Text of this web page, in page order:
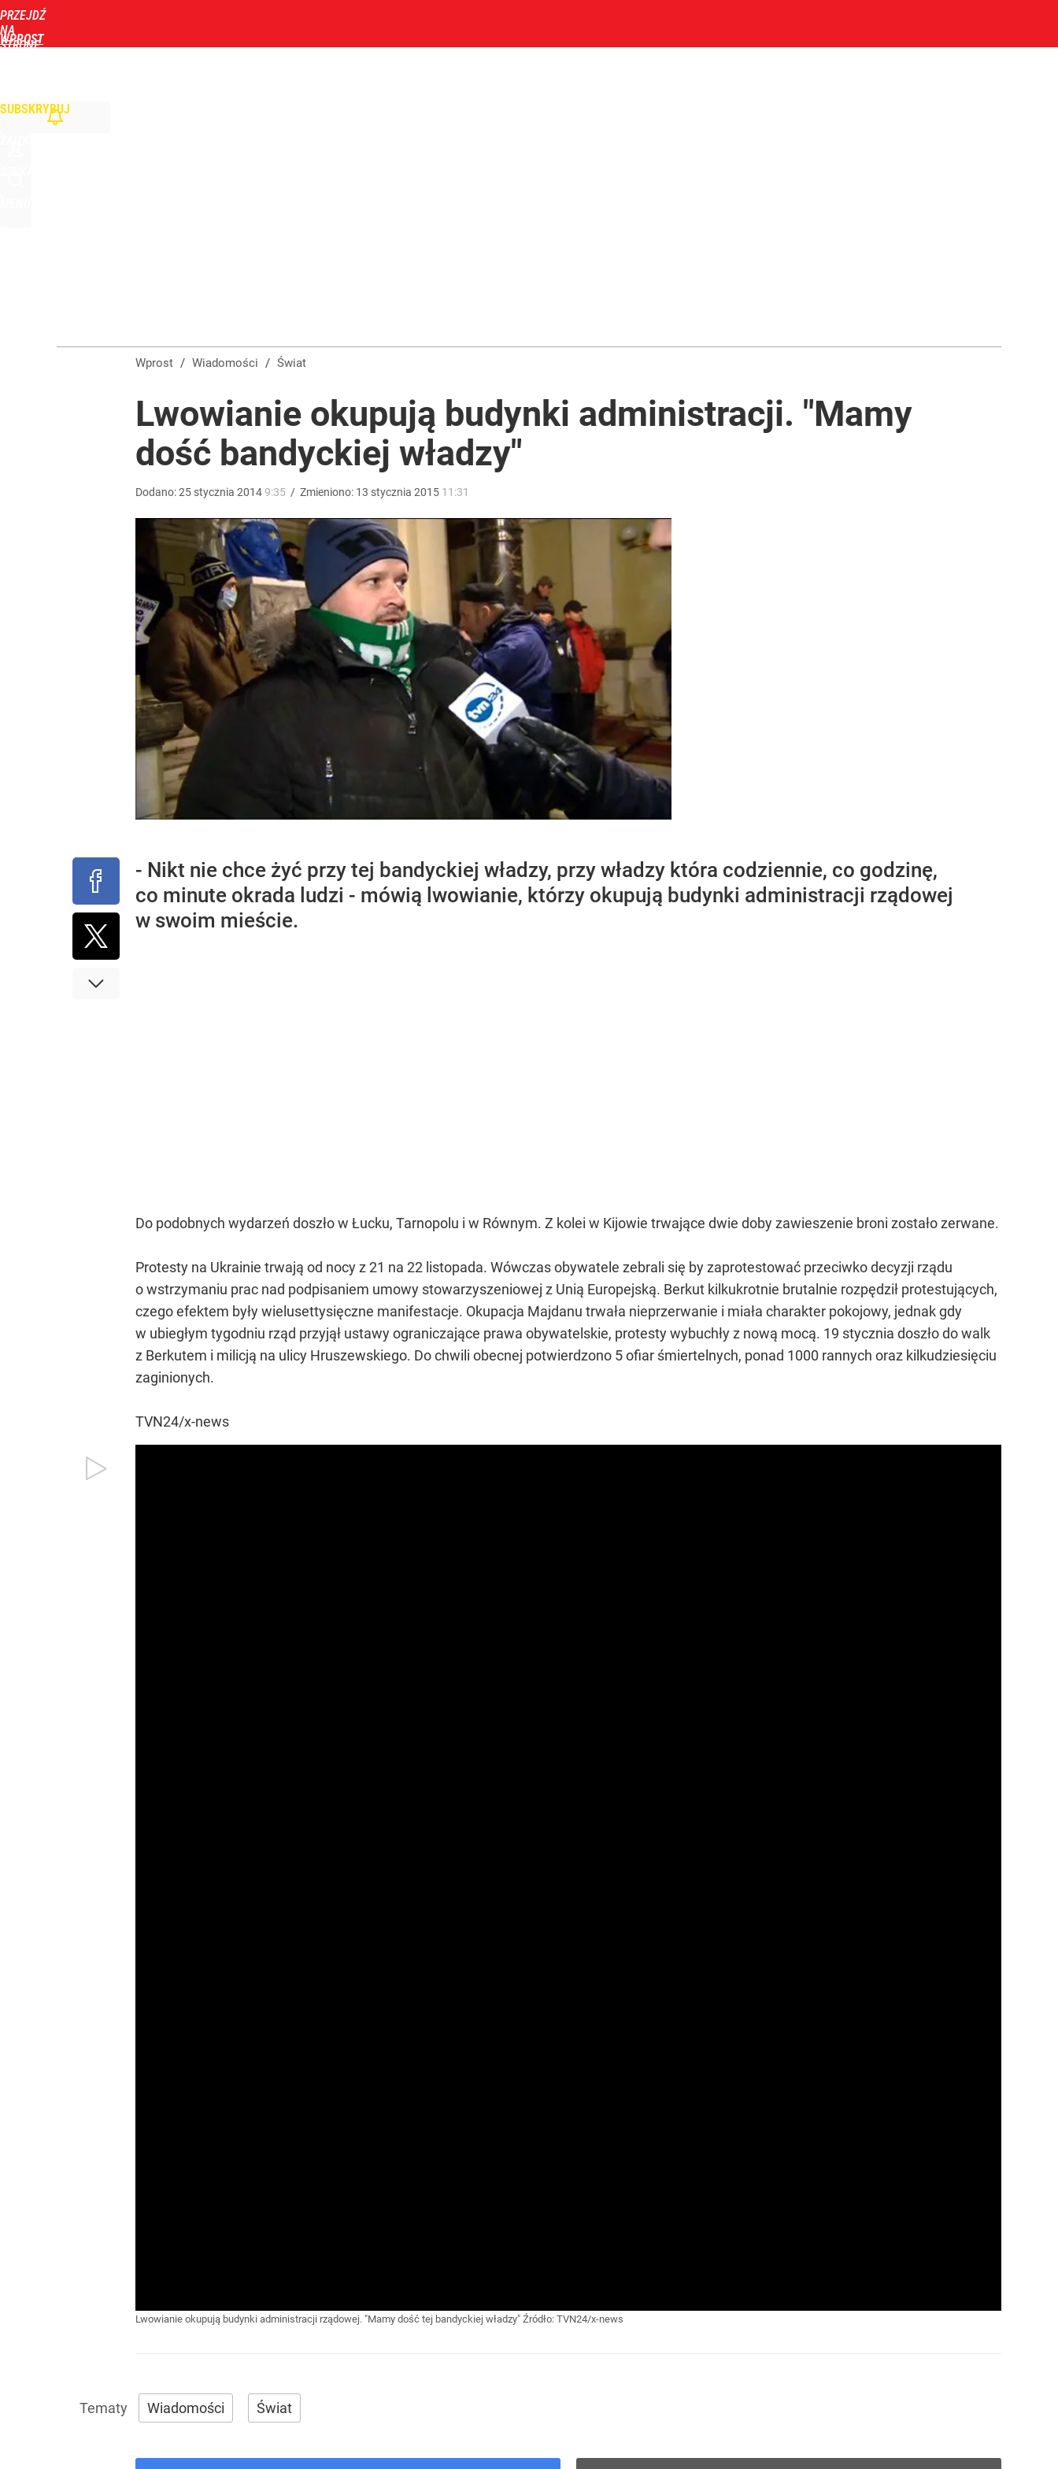
PRZEJDŹ
NA
STRONĘ
WPROST
SUBSKRYBUJ
dodaj
Gen. Pawlikowski: Przywiozłem cenną lekcję z Danii. Tego potrzebuje dziś cała Europa
Farmacja: wzrost pod presją. co czeka branżę do 2030 roku?
Wróbel: Wywiad z Woydyłło o Idze Świątek obnażył coś znacznie gorszego
Wprost / Wiadomości / Świat
Lwowianie okupują budynki administracji. "Mamy
dość bandyckiej władzy"
Dodano:25 stycznia 20149:35 / Zmieniono: 13 stycznia 2015 11:31
- Nikt nie chce żyć przy tej bandyckiej władzy, przy władzy która codziennie, co godzinę,
co minute okrada ludzi - mówią lwowianie, którzy okupują budynki administracji rządowej
w swoim mieście.
Do podobnych wydarzeń doszło w Łucku, Tarnopolu i w Równym. Z kolei w Kijowie trwające dwie doby zawieszenie broni zostało zerwane.
Protesty na Ukrainie trwają od nocy z 21 na 22 listopada. Wówczas obywatele zebrali się by zaprotestować przeciwko decyzji rządu
o wstrzymaniu prac nad podpisaniem umowy stowarzyszeniowej z Unią Europejską. Berkut kilkukrotnie brutalnie rozpędził protestujących,
czego efektem były wielusettysięczne manifestacje. Okupacja Majdanu trwała nieprzerwanie i miała charakter pokojowy, jednak gdy
w ubiegłym tygodniu rząd przyjął ustawy ograniczające prawa obywatelskie, protesty wybuchły z nową mocą. 19 stycznia doszło do walk
z Berkutem i milicją na ulicy Hruszewskiego. Do chwili obecnej potwierdzono 5 ofiar śmiertelnych, ponad 1000 rannych oraz kilkudziesięciu
zaginionych.
TVN24/x-news
Lwowianie okupują budynki administracji rządowej. "Mamy dość tej bandyckiej władzy" Źródło: TVN24/x-news
Wiadomości Świat